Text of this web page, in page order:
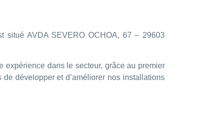
situé AVDA SEVERO OCHOA, 67 – 29603
expérience dans le secteur, grâce au premier
développer et d’améliorer nos installations